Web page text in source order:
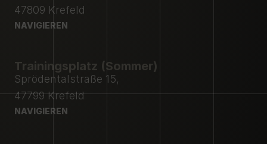
47809 Krefeld
NAVIGIEREN
Trainingsplatz (Sommer)
Sprödentalstraße 15,
47799 Krefeld
NAVIGIEREN